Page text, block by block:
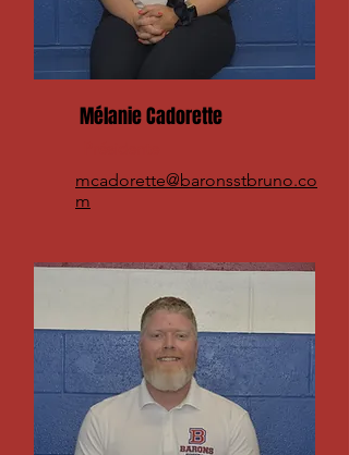
Mélanie Cadorette
mcadorette@baronsstbruno.co
m